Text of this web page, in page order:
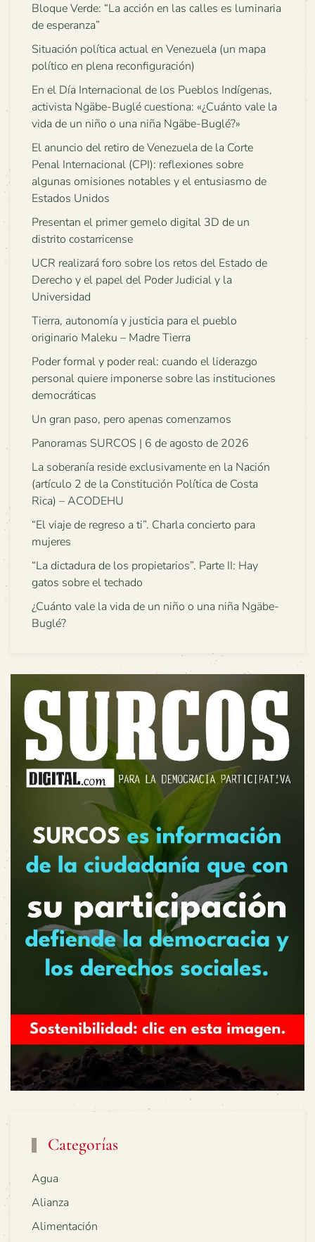
Bloque Verde: “La acción en las calles es luminaria
de esperanza”
Situación política actual en Venezuela (un mapa
político en plena reconfiguración)
En el Día Internacional de los Pueblos Indígenas,
activista Ngäbe-Buglé cuestiona: «¿Cuánto vale la
vida de un niño o una niña Ngäbe-Buglé?»
El anuncio del retiro de Venezuela de la Corte
Penal Internacional (CPI): reflexiones sobre
algunas omisiones notables y el entusiasmo de
Estados Unidos
Presentan el primer gemelo digital 3D de un
distrito costarricense
UCR realizará foro sobre los retos del Estado de
Derecho y el papel del Poder Judicial y la
Universidad
Tierra, autonomía y justicia para el pueblo
originario Maleku – Madre Tierra
Poder formal y poder real: cuando el liderazgo
personal quiere imponerse sobre las instituciones
democráticas
Un gran paso, pero apenas comenzamos
Panoramas SURCOS | 6 de agosto de 2026
La soberanía reside exclusivamente en la Nación
(artículo 2 de la Constitución Política de Costa
Rica) – ACODEHU
“El viaje de regreso a ti”. Charla concierto para
mujeres
“La dictadura de los propietarios”. Parte II: Hay
gatos sobre el techado
¿Cuánto vale la vida de un niño o una niña Ngäbe-
Buglé?
Categorías
Agua
Alianza
Alimentación